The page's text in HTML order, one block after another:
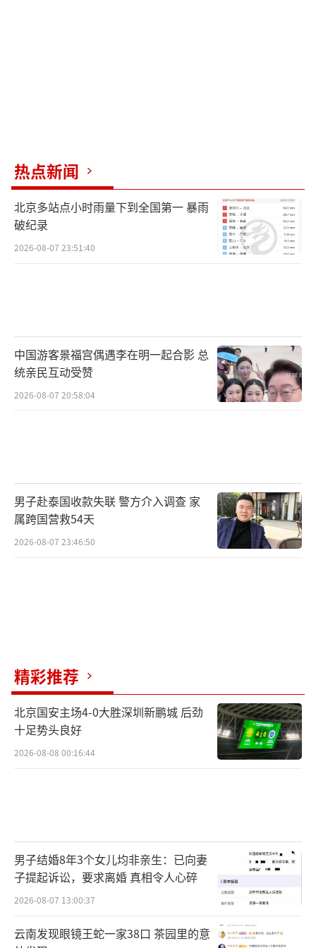
热点新闻
北京多站点小时雨量下到全国第一 暴雨
破纪录
2026-08-07 23:51:40
中国游客景福宫偶遇李在明一起合影 总
统亲民互动受赞
2026-08-07 20:58:04
男子赴泰国收款失联 警方介入调查 家
属跨国营救54天
2026-08-07 23:46:50
精彩推荐
北京国安主场4-0大胜深圳新鹏城 后劲
十足势头良好
2026-08-08 00:16:44
男子结婚8年3个女儿均非亲生：已向妻
子提起诉讼，要求离婚 真相令人心碎
2026-08-07 13:00:37
云南发现眼镜王蛇一家38口 茶园里的意